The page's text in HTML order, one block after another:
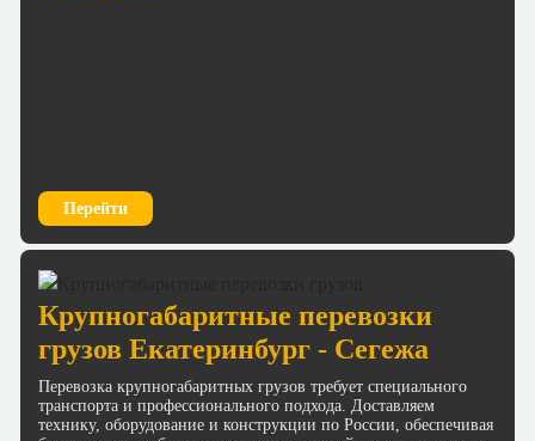
Перейти
Крупногабаритные перевозки
грузов Екатеринбург - Сегежа
Перевозка крупногабаритных грузов требует специального
транспорта и профессионального подхода. Доставляем
технику, оборудование и конструкции по России, обеспечивая